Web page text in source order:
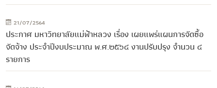
21/07/2564
ประกาศ มหาวิทยาลัยแม่ฟ้าหลวง เรื่อง เผยแพร่แผนการจัดซื้อ
จัดจ้าง ประจำปีงบประมาณ พ.ศ.๒๕๖๔ งานปรับปรุง จำนวน ๔
รายการ